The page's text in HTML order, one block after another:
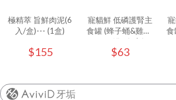
極精萃 旨鮮肉泥(6
入/盒)--- (1盒)
$155
寵貓鮮 低磷護腎主
食罐 (蜂子蛹&雞肉)
80g/罐 - (1入)
$63
食
牙垢